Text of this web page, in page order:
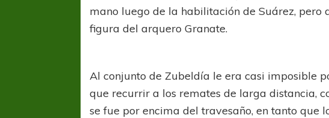
mano luego de la habilitación de Suárez, pero
figura del arquero Granate.
Al conjunto de Zubeldía le era casi imposible
que recurrir a los remates de larga distancia,
se fue por encima del travesaño, en tanto que